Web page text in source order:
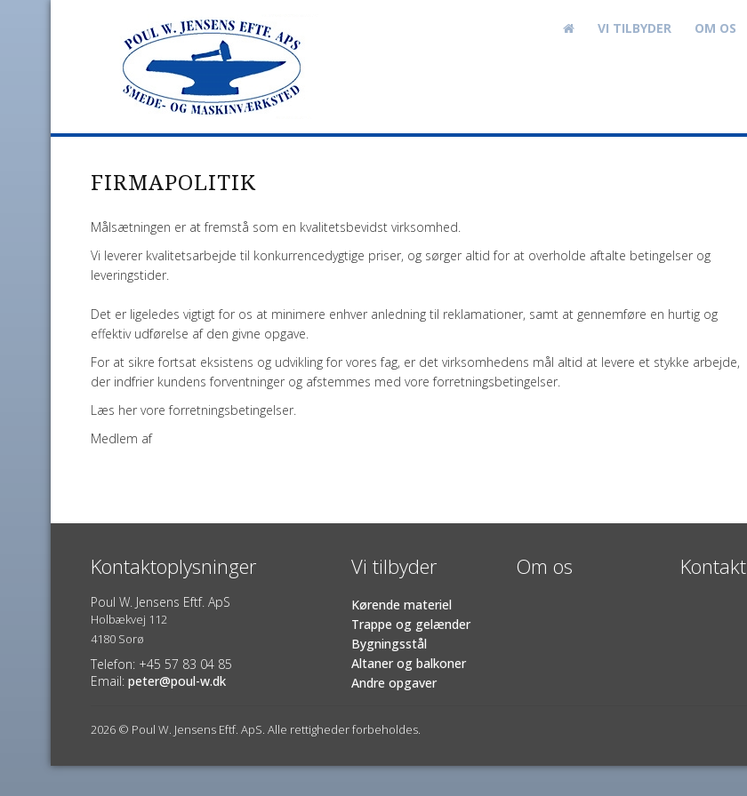
VI TILBYDER OM OS
FIRMAPOLITIK
Målsætningen er at fremstå som en kvalitetsbevidst virksomhed.
Vi leverer kvalitetsarbejde til konkurrencedygtige priser, og sørger altid for at overholde aftalte betingelser og
leveringstider.
Det er ligeledes vigtigt for os at minimere enhver anledning til reklamationer, samt at gennemføre en hurtig og
effektiv udførelse af den givne opgave.
For at sikre fortsat eksistens og udvikling for vores fag, er det virksomhedens mål altid at levere et stykke arbejde,
der indfrier kundens forventninger og afstemmes med vore forretningsbetingelser.
Læs her vore forretningsbetingelser.
Medlem af
Kontaktoplysninger
Poul W. Jensens Eftf. ApS
Holbækvej 112
4180 Sorø
Telefon: +45 57 83 04 85
Email: peter@poul-w.dk
Vi tilbyder
Kørende materiel
Trappe og gelænder
Bygningsstål
Altaner og balkoner
Andre opgaver
Om os Kontakt
2026 © Poul W. Jensens Eftf. ApS. Alle rettigheder forbeholdes.